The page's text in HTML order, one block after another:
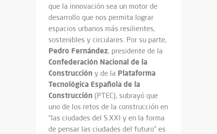
que la innovación sea un motor de
desarrollo que nos permita lograr
espacios urbanos más resilientes,
sostenibles y circulares. Por su parte,
Pedro Fernández, presidente de la
Confederación Nacional de la
Construcción y de la Plataforma
Tecnológica Española de la
Construcción (PTEC), subrayó que
uno de los retos de la construcción en
“las ciudades del S.XXI y en la forma
de pensar las ciudades del futuro” es